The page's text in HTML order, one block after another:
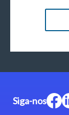
Siga-nos